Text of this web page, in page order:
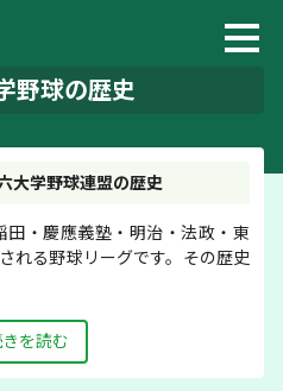
野球の歴史
大学野球連盟の歴史
・慶應義塾・明治・法政・東
れる野球リーグです。 その歴史